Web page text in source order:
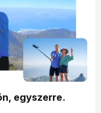
egyszerre.